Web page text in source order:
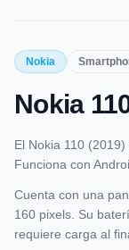
smartphone
NOKIA
Nokia
Nokia
El Nokia 110
Funciona con
Cuenta con una
160 pixels. Su
requiere carga al